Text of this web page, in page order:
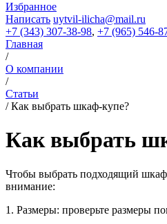
Избранное
Написать uytvil-ilicha@mail.ru
+7 (343) 307-38-98, +7 (965) 546-
Главная
/
О компании
/
Статьи
/Как выбрать шкаф-купе?
Как выбрать
Чтобы выбрать подходящий
внимание:
1. Размеры: проверьте размеры